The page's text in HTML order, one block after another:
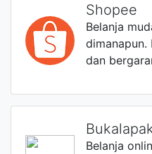
Shopee
Belanja
dan
Belanja